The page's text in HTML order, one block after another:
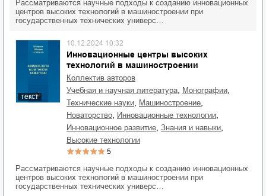
Рассматриваются научные подходы к созданию инновационных
центров высоких технологий в машиностроении при
государственных технических универс…
текст
Инновационные центры высоких
технологий в машиностроении
10.12.2024 10:32
Коллектив авторов
учебная и научная литература
монографии
технические науки машиностроение
новаторство инновационные технологии
инновационное развитие знания и навыки
высокие технологии
5
Рассматриваются научные подходы к созданию инновационных
центров высоких технологий в машиностроении при
государственных технических универс…